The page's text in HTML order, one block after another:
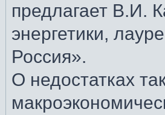
предлагает В.И.
энергетики,
Россия».
О недостатках